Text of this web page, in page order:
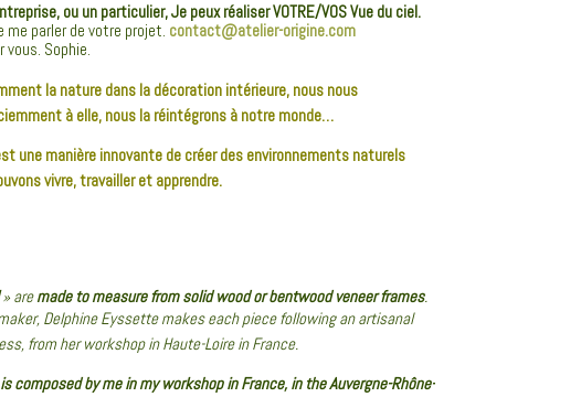
ou un particulier, Je peux réaliser VOTRE/VOS Vue du ciel.
parler de votre projet. contact@atelier-origine.com
vous. Sophie.
la nature dans la décoration intérieure, nous nous
à elle, nous la réintégrons à notre monde…
une manière innovante de créer des environnements naturels
vivre, travailler et apprendre.
aremade to measure from solid wood or bentwood veneer frames.
Delphine Eyssette makes each piece following an artisanal
from her workshop in Haute-Loire in France.
composed by me in my workshop in France, in the Auvergne-Rhône-